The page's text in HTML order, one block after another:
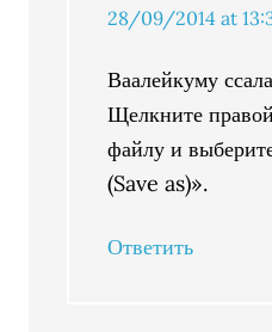
28/09/2014 at
Ваалейкуму
Щелкните
файлу и
(Save as)».
Ответить